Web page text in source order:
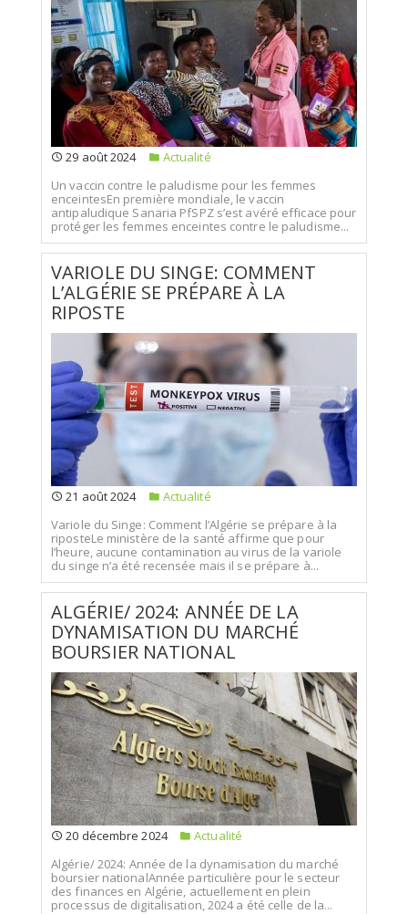
29 août 2024
Actualité
Un vaccin contre le paludisme pour les femmes
enceintesEn première mondiale, le vaccin
antipaludique Sanaria PfSPZ s’est avéré efficace pour
protéger les femmes enceintes contre le paludisme...
VARIOLE DU SINGE: COMMENT
L’ALGÉRIE SE PRÉPARE À LA
RIPOSTE
21 août 2024
Actualité
Variole du Singe: Comment l’Algérie se prépare à la
riposteLe ministère de la santé affirme que pour
l’heure, aucune contamination au virus de la variole
du singe n’a été recensée mais il se prépare à...
ALGÉRIE/ 2024: ANNÉE DE LA
DYNAMISATION DU MARCHÉ
BOURSIER NATIONAL
20 décembre 2024
Actualité
Algérie/ 2024: Année de la dynamisation du marché
boursier nationalAnnée particulière pour le secteur
des finances en Algérie, actuellement en plein
processus de digitalisation, 2024 a été celle de la...